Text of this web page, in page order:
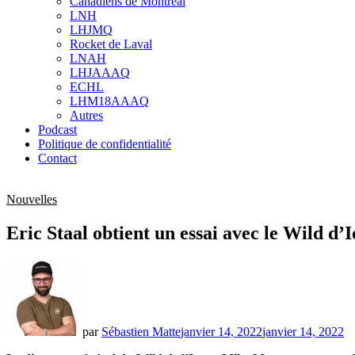
sub
menu
LNH
LHJMQ
Rocket de Laval
LNAH
LHJAAAQ
ECHL
LHM18AAAQ
Autres
Podcast
Politique de confidentialité
Contact
Nouvelles
Eric Staal obtient un essai avec le Wild
par Sébastien Mattejanvier 14, 2022janvier 14, 2022